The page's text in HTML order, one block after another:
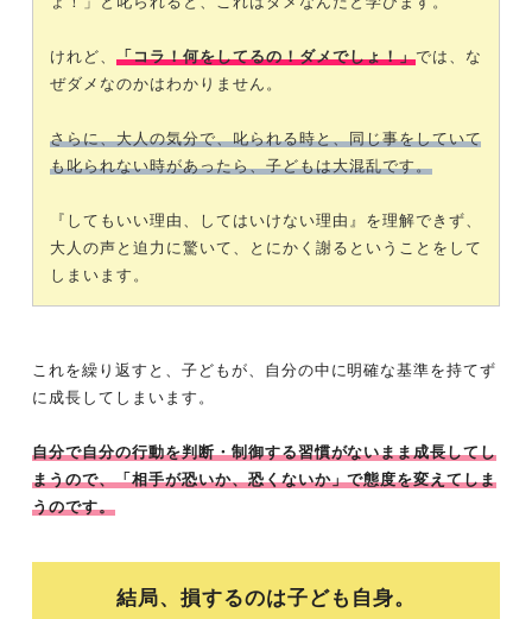
けれど、 「コラ！何をしてるの！ダメでしょ！」では、な
ぜダメなのかはわかりません。
さらに、大人の気分で、叱られる時と、同じ事をしていて
も叱られない時があったら、子どもは大混乱です。
『してもいい理由、してはいけない理由』を理解できず、
大人の声と迫力に驚いて、とにかく謝るということをして
しまいます。
これを繰り返すと、子どもが、自分の中に明確な基準を持てず
に成長してしまいます。
自分で自分の行動を判断・制御する習慣がないまま成長してし
まうので、「相手が恐いか、恐くないか」で態度を変えてしま
うのです。
結局、損するのは子ども自身。